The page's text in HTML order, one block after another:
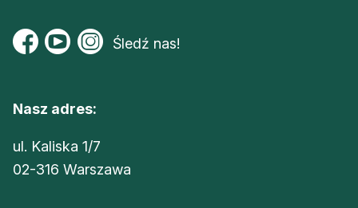
Śledź nas!
Nasz adres:
ul. Kaliska 1/7
02-316 Warszawa